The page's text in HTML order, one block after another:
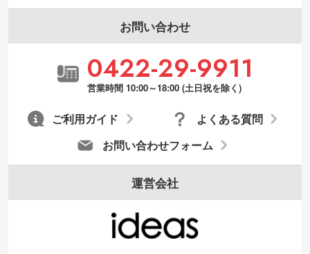
お問い合わせ
0422-29-9911
営業時間 10:00～18:00 (土日祝を除く)
お問い合わせフォーム
よくある質問
ご利用ガイド
運営会社